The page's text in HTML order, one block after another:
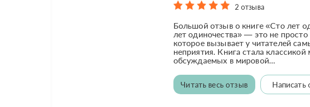
2 отзыва
Большой отзыв о книге «Сто лет
лет одиночества» — это не
которое вызывает у читателей
неприятия. Книга стала
обсуждаемых в мировой...
Читать весь отзыв Написать